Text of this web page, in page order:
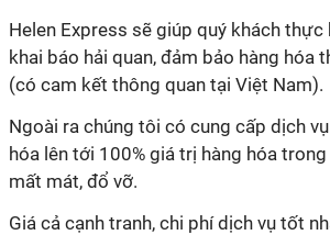
Helen Express sẽ giúp quý khách
khai báo hải quan, đảm bảo hàng hóa
(có cam kết thông quan tại Việt Nam).
Ngoài ra chúng tôi có cung cấp dịch
hóa lên tới 100% giá trị hàng hóa
mất mát, đổ vỡ.
Giá cả cạnh tranh, chi phí dịch vụ tốt